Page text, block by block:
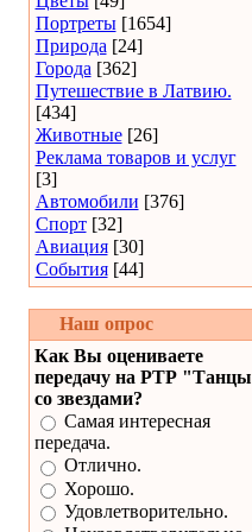
Портреты [1654]
Природа [24]
Города [362]
Путешествие в Латвию.
[434]
Животные [26]
Реклама товаров и услуг
[3]
Автомобили [376]
Спорт [32]
Авиация [30]
События [44]
Наш опрос
Как Вы оцениваете
передачу на РТР "Танцы
со звездами?
Самая интересная
передача.
Отлично.
Хорошо.
Удовлетворительно.